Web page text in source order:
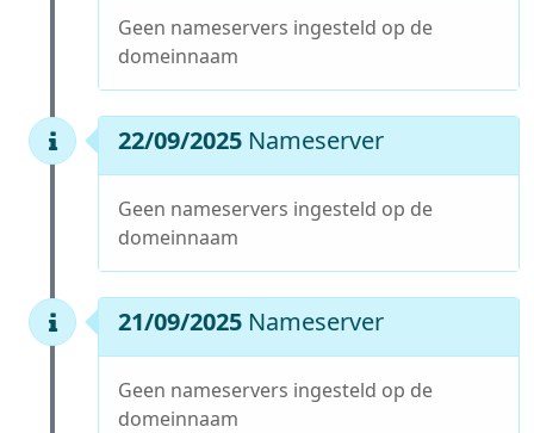
Geen nameservers ingesteld op de
domeinnaam
22/09/2025 Nameserver
Geen nameservers ingesteld op de
domeinnaam
21/09/2025 Nameserver
Geen nameservers ingesteld op de
domeinnaam